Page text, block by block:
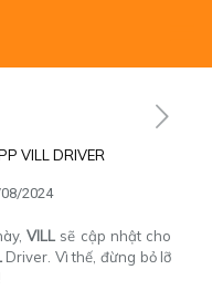
VILL DRIVER
2024
VILLsẽ cập nhật cho
Driver. Vì thế, đừng bỏ lỡ